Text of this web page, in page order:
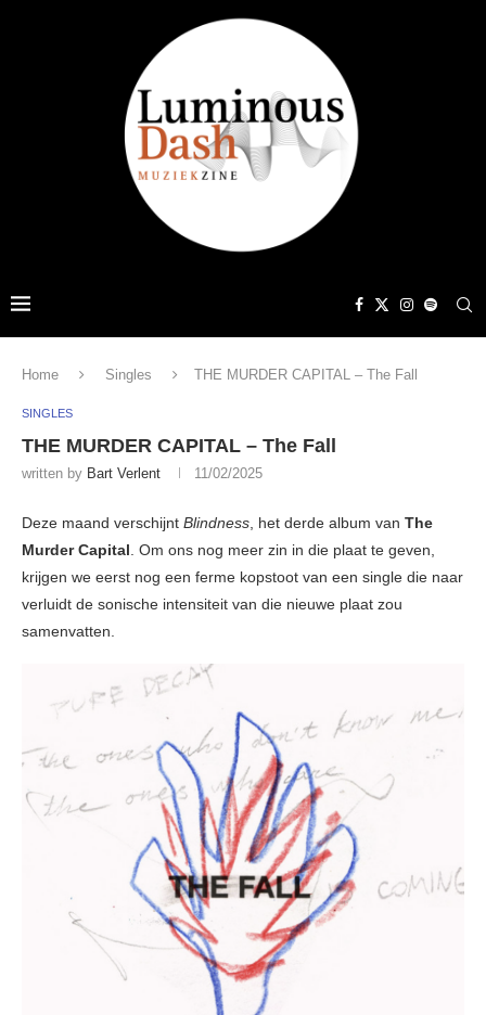
Home Singles THE MURDER CAPITAL – The Fall
SINGLES
THE MURDER CAPITAL – The Fall
written by Bart Verlent 11/02/2025
Deze maand verschijnt Blindness, het derde album van The
Murder Capital. Om ons nog meer zin in die plaat te geven,
krijgen we eerst nog een ferme kopstoot van een single die naar
verluidt de sonische intensiteit van die nieuwe plaat zou
samenvatten.